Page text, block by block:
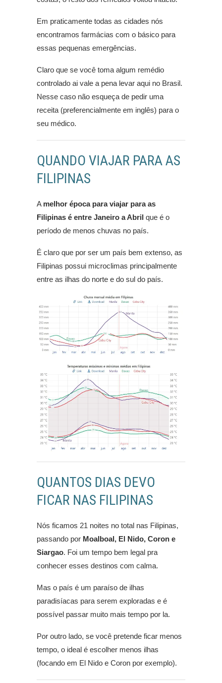
Em praticamente todas as cidades nós
encontramos farmácias com o básico para
essas pequenas emergências.
Claro que se você toma algum remédio
controlado ai vale a pena levar aqui no Brasil.
Nesse caso não esqueça de pedir uma
receita (preferencialmente em inglês) para o
seu médico.
QUANDO VIAJAR PARA AS
FILIPINAS
A melhor época para viajar para as
Filipinas é entre Janeiro a Abril que é o
período de menos chuvas no país.
É claro que por ser um país bem extenso, as
Filipinas possui microclimas principalmente
entre as ilhas do norte e do sul do país.
QUANTOS DIAS DEVO
FICAR NAS FILIPINAS
Nós ficamos 21 noites no total nas Filipinas,
passando por Moalboal, El Nido, Coron e
Siargao. Foi um tempo bem legal pra
conhecer esses destinos com calma.
Mas o país é um paraíso de ilhas
paradisíacas para serem exploradas e é
possível passar muito mais tempo por la.
Por outro lado, se você pretende ficar menos
tempo, o ideal é escolher menos ilhas
(focando em El Nido e Coron por exemplo).